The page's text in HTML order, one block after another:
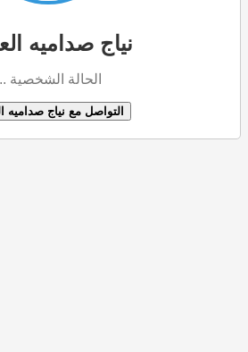
نياج صداميه
الحالة الشخصية
التواصل مع نياج صداميه